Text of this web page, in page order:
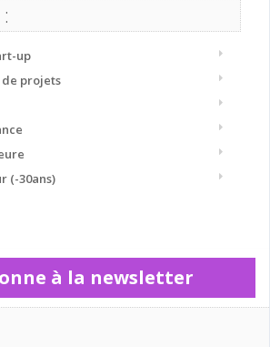
up
projets
(-30ans)
à la newsletter